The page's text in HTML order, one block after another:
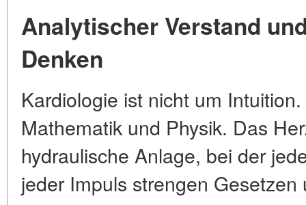
Analytischer Verstand
Denken
Kardiologie ist nicht um
Mathematik und Physik. Das
hydraulische Anlage, bei der
jeder Impuls strengen